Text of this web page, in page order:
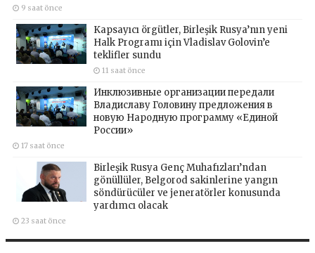
9 saat önce
Kapsayıcı örgütler, Birleşik Rusya’nın yeni
Halk Programı için Vladislav Golovin’e
teklifler sundu
11 saat önce
Инклюзивные организации передали
Владиславу Головину предложения в
новую Народную программу «Единой
России»
17 saat önce
Birleşik Rusya Genç Muhafızları’ndan
gönüllüler, Belgorod sakinlerine yangın
söndürücüler ve jeneratörler konusunda
yardımcı olacak
23 saat önce